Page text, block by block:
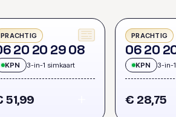
PRACHTIG
620 20 2908
KPN 3-in-1 simkaart
51,99
PRACHTIG
0620 2
KPN 3-in-
€ 28,75